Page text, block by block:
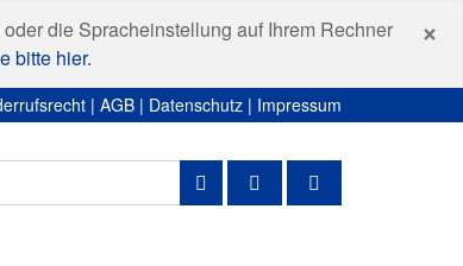
×
die Spracheinstellung auf Ihrem Rechner
bitte hier.
| AGB | Datenschutz | Impressum